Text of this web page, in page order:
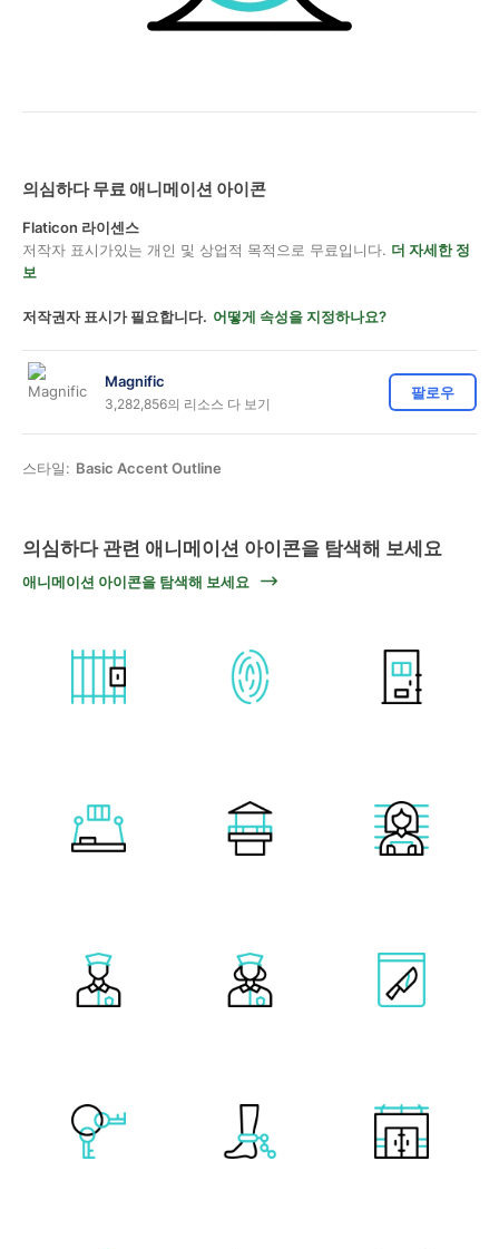
의심하다 무료 애니메이션 아이콘
Flaticon 라이센스
저작자 표시가있는 개인 및 상업적 목적으로 무료입니다. 더 자세한 정
보
저작권자 표시가 필요합니다. 어떻게 속성을 지정하나요?
Magnific
3,282,856의 리소스 다 보기
팔로우
스타일: Basic Accent Outline
의심하다 관련 애니메이션 아이콘을 탐색해 보세요
애니메이션 아이콘을 탐색해 보세요